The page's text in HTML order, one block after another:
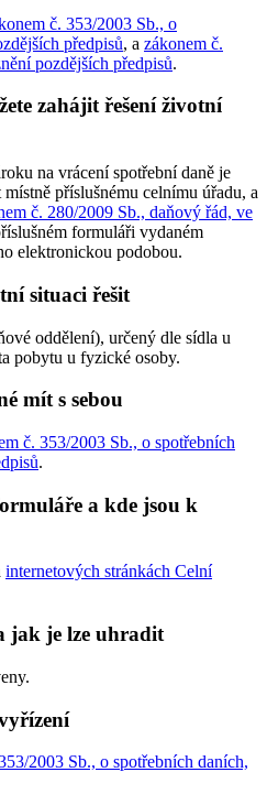
č. 353/2003 Sb., o
předpisů, a zákonem č.
pozdějších předpisů.
zahájit řešení životní
na vrácení spotřební daně je
příslušnému celnímu úřadu, a
č. 280/2009 Sb., daňový řád, ve
formuláři vydaném
elektronickou podobou.
situaci řešit
oddělení), určený dle sídla u
pobytu u fyzické osoby.
mít s sebou
č. 353/2003 Sb., o spotřebních
.
a kde jsou k
internetových stránkách Celní
jak je lze uhradit
2003 Sb., o spotřebních daních,